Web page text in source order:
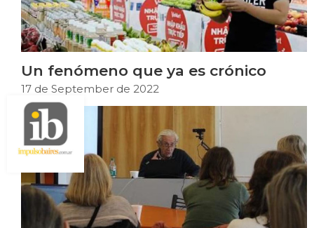
Un fenómeno que ya es crónico
17 de September de 2022